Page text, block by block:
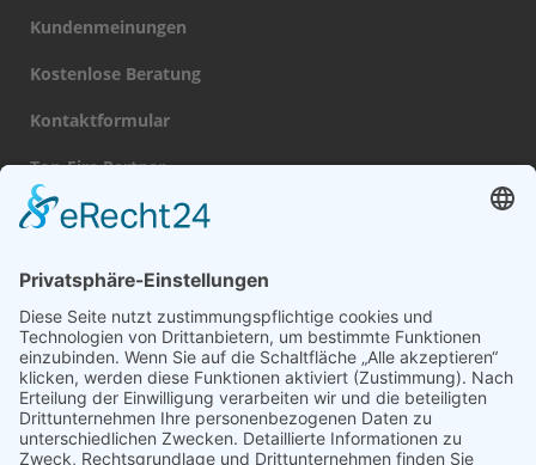
Kundenmeinungen
Kostenlose Beratung
Kontaktformular
Top-Fire Partner
Datenschutz
Navigation
Gas Kamin
Kamintüren auf Maß